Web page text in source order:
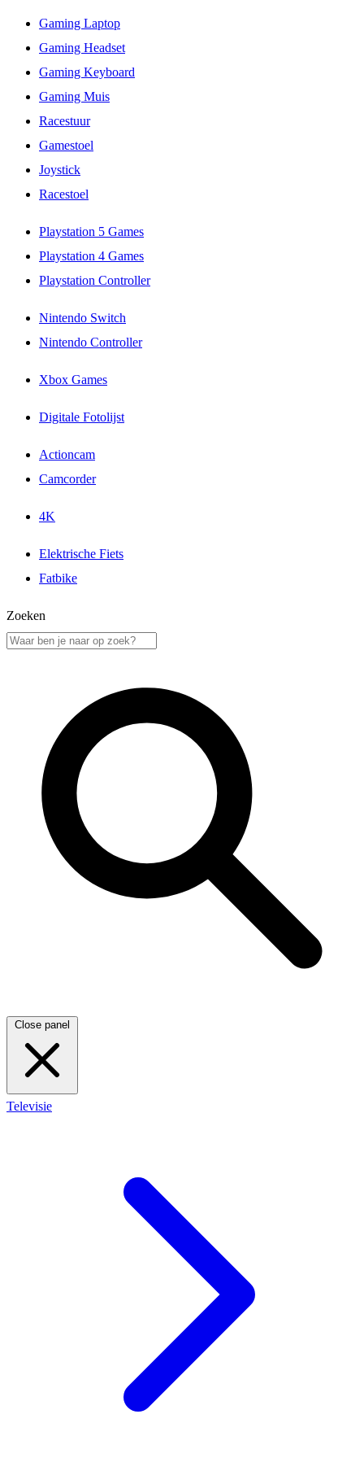
Gaming Laptop
Gaming Headset
Gaming Keyboard
Gaming Muis
Racestuur
Gamestoel
Joystick
Racestoel
Playstation 5 Games
Playstation 4 Games
Playstation Controller
Nintendo Switch
Nintendo Controller
Xbox Games
Digitale Fotolijst
Actioncam
Camcorder
4K
Elektrische Fiets
Fatbike
Zoeken
Close panel
Televisie